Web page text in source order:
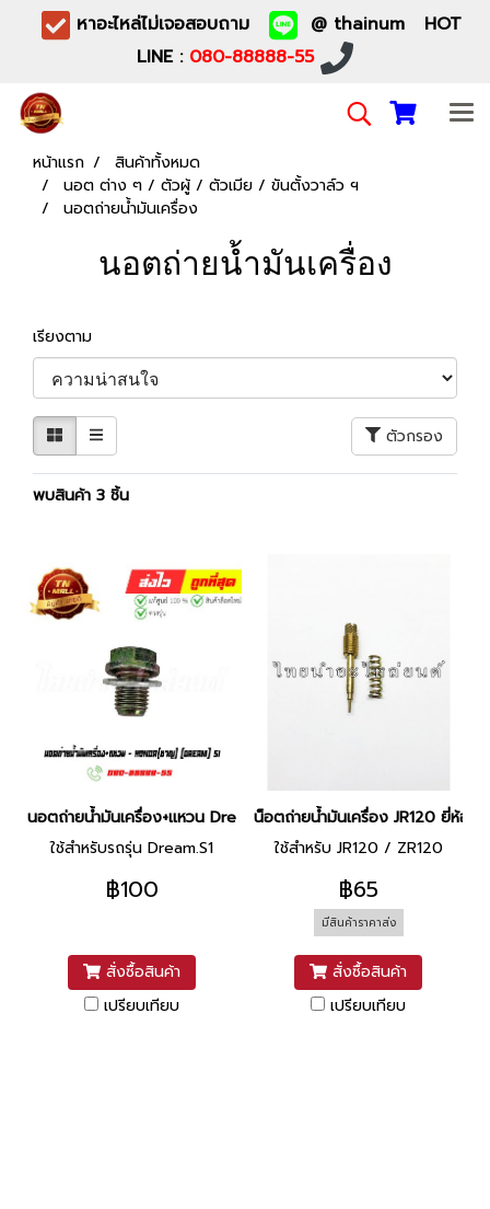
หาอะไหล่ไม่เจอสอบถาม
@ thainum HOT
LINE : 080-88888-55
หน้าแรก
สินค้าทั้งหมด
นอต ต่าง ๆ / ตัวผู้ / ตัวเมีย / ขันตั้งวาล์ว ฯ
นอตถ่ายน้ำมันเครื่อง
นอตถ่ายน้ำมันเครื่อง
เรียงตาม
ตัวกรอง
พบสินค้า 3 ชิ้น
นอตถ่ายน้ำมันเครื่อง+แหวน Dream.S1 ยี่ห้อ ชาญ
ใช้สำหรับรถรุ่น Dream.S1
฿100
สั่งซื้อสินค้า
เปรียบเทียบ
น็อตถ่ายน้ำมันเครื่อง JR120 ยี่ห้อ
ใช้สำหรับ JR120 / ZR120
฿65
มีสินค้าราคาส่ง
สั่งซื้อสินค้า
เปรียบเทียบ